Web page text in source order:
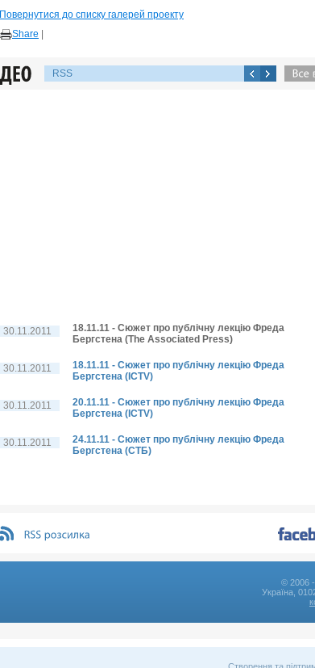
Повернутися до списку галерей проекту
Share
RSS
30.11.2011
18.11.11 - Сюжет про публічну лекцію Фреда
Бергстена (The Associated Press)
30.11.2011
18.11.11 - Сюжет про публічну лекцію Фреда
Бергстена (ICTV)
30.11.2011
20.11.11 - Сюжет про публічну лекцію Фреда
Бергстена (ICTV)
30.11.2011
24.11.11 - Сюжет про публічну лекцію Фреда
Бергстена (СТБ)
© 2006 -
Україна,